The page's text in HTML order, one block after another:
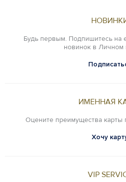
Будь первым. Подпишитесь на
новинок в Личном
ИМЕННАЯ
Оцените преимущества карты
Хочу
VIP